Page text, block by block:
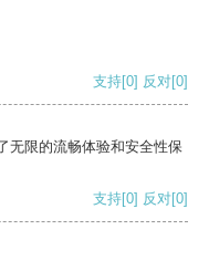
支持[0] 反对[0]
无限的流畅体验和安全性保
支持[0] 反对[0]